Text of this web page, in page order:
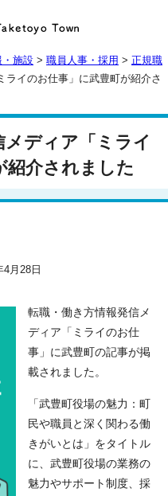
・施設 > 職員人事・採用 > 正規職
イのお仕事」に武豊町が紹介さ
ディア「ミライ
紹介されました
月28日
転職・働き方情報発信メ
ディア「ミライのお仕
事」に武豊町の記事が掲
載されました。
「武豊町役場の魅力：町
民や職員と深く関わる働
きがいとは」をタイトル
に、武豊町役場の業務の
魅力やサポート制度、採